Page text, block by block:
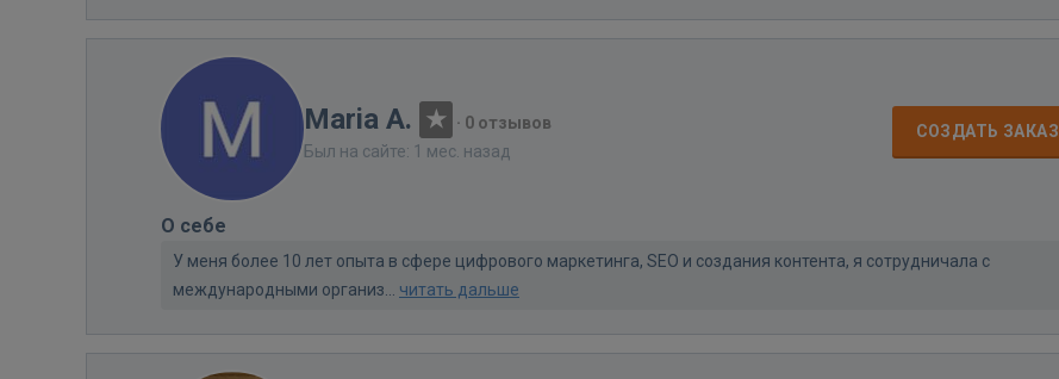
Maria A. · 0 отзывов
Был на сайте: 1 мес. назад
СОЗДАТЬ ЗАКАЗ
О себе
У меня более 10 лет опыта в сфере цифрового маркетинга, SEO и создания контента, я сотрудничала с
международными организ... читать дальше